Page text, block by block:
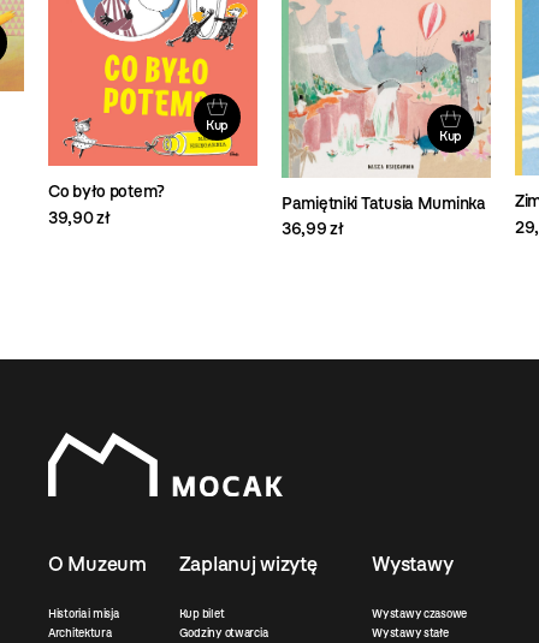
Kup
Co było potem?
39,90 zł
Kup
Pamiętniki Tatusia Muminka
36,99 zł
O Muzeum
Historia i misja
Architektura
Zaplanuj wizytę
Kup bilet
Godziny otwarcia
Wystawy
Wystawy czasowe
Wystawy stałe